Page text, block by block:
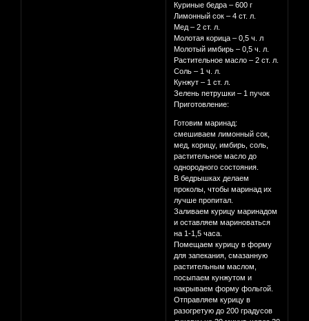
Куриные бедра – 600 г
Лимонный сок – 4 ст. л.
Мед – 2 ст. л.
Молотая корица – 0,5 ч. л
Молотый имбирь – 0,5 ч. л.
Растительное масло – 2 ст. л.
Соль – 1 ч. л.
Кунжут – 1 ст. л.
Зелень петрушки – 1 пучок
Приготовление:
Готовим маринад:
смешиваем лимонный сок,
мед, корицу, имбирь, соль,
растительное масло до
однородного состояния.
В бедрышках делаем
проколы, чтобы маринад их
лучше пропитал.
Заливаем курицу маринадом
и оставляем мариноваться
на 1-1,5 часа.
Помещаем курицу в форму
для запекания, смазанную
растительным маслом,
посыпаем кунжутом и
накрываем форму фольгой.
Отправляем курицу в
разогретую до 200 градусов